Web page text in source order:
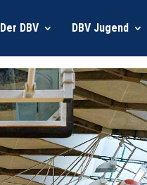
Der DBV DBV Jugend